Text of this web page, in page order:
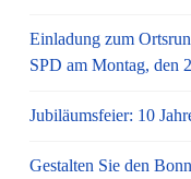
Einladung zum
SPD am Montag, den
Jubiläumsfeier: 10
Gestalten Sie den